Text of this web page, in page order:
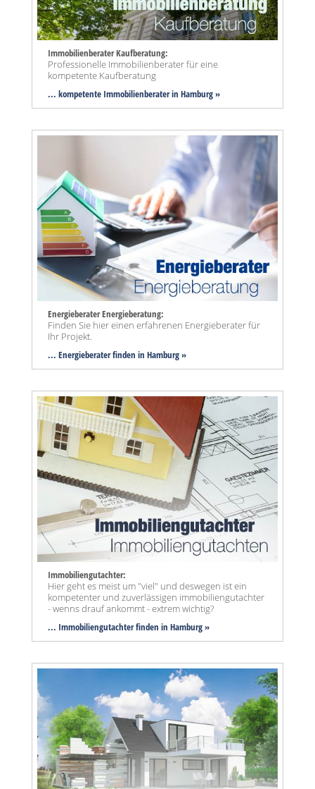
Immobilienberater Kaufberatung:
Professionelle Immobilienberater für eine
kompetente Kaufberatung
... kompetente Immobilienberater in Hamburg »
Energieberater Energieberatung:
Finden Sie hier einen erfahrenen Energieberater für
Ihr Projekt.
... Energieberater finden in Hamburg »
Immobiliengutachter:
Hier geht es meist um "viel" und deswegen ist ein
kompetenter und zuverlässigen immobiliengutachter
- wenns drauf ankommt - extrem wichtig?
... Immobiliengutachter finden in Hamburg »